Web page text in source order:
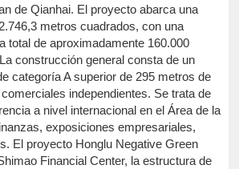
de Qianhai. El proyecto abarca una
metros cuadrados, con una
total de aproximadamente 160.000
construcción general consta de un
categoría A superior de 295 metros de
independientes. Se trata de
a nivel internacional en el Área de la
exposiciones empresariales,
El proyecto Honglu Negative Green
Financial Center, la estructura de